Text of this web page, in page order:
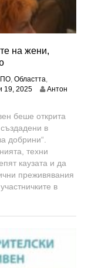
на жени,
, Областта,
19, 2025ю
1
8
,
2
2
6
Антон
беше открита
в
добрини“.
техни
каузата и да
преживявания
в